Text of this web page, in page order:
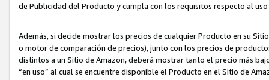
de Publicidad del Producto y cumpla con los requisitos respecto al uso
Además, si decide mostrar los precios de cualquier Producto en su
o motor de comparación de precios), junto con los precios de
distintos a un Sitio de Amazon, deberá mostrar tanto el precio más
“en uso” al cual se encuentre disponible el Producto en el Sitio de